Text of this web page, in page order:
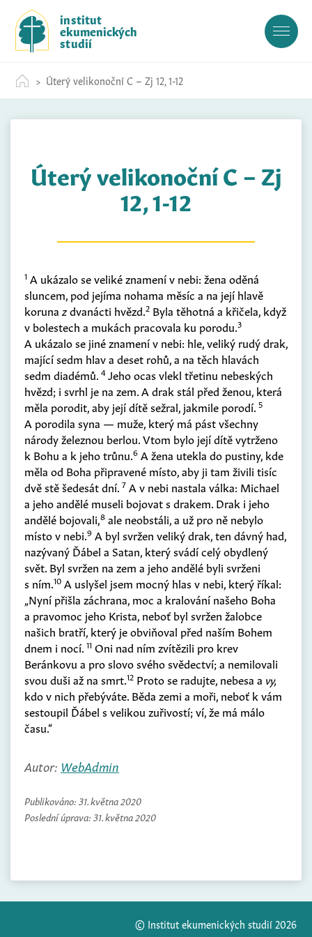
c
institut
ekumenických
studií
Úterý velikonoční C – Zj 12, 1-12
Úterý velikonoční C – Zj
12, 1-12
1 A ukázalo se veliké znamení v nebi: žena oděná
sluncem, pod jejíma nohama měsíc a na její hlavě
koruna zdvanácti hvězd.2 Byla těhotná a křičela, když
v bolestech a mukách pracovala ku porodu.3
A ukázalo se jiné znamení v nebi: hle, veliký rudý drak,
mající sedm hlav a deset rohů, a na těch hlavách
sedm diadémů. 4Jeho ocas vlekl třetinu nebeských
hvězd; i svrhl je na zem. A drak stál před ženou, která
měla porodit, aby její dítě sežral, jakmile porodí. 5
A porodila syna — muže, který má pást všechny
národy železnou berlou. Vtom bylo její dítě vytrženo
k Bohu a k jeho trůnu.6 A žena utekla do pustiny, kde
měla od Boha připravené místo, aby ji tam živili tisíc
dvě stě šedesát dní. 7 A v nebi nastala válka: Michael
a jeho andělé museli bojovat s drakem. Drak i jeho
andělé bojovali,8 ale neobstáli, a už pro ně nebylo
místo v nebi.9 A byl svržen veliký drak, ten dávný had,
nazývaný Ďábel a Satan, který svádí celý obydlený
svět. Byl svržen na zem a jeho andělé byli svrženi
s ním.10 A uslyšel jsem mocný hlas v nebi, který říkal:
„Nyní přišla záchrana, moc a kralování našeho Boha
a pravomoc jeho Krista, neboť byl svržen žalobce
našich bratří, který je obviňoval před naším Bohem
dnem i nocí. 11 Oni nad ním zvítězili pro krev
Beránkovu a pro slovo svého svědectví; a nemilovali
svou duši až na smrt.12 Proto se radujte, nebesa a vy,
kdo v nich přebýváte. Běda zemi a moři, neboť k vám
sestoupil Ďábel s velikou zuřivostí; ví, že má málo
času.“
Autor: WebAdmin
Publikováno: 31. května 2020
Poslední úprava: 31. května 2020
© Institut ekumenických studií 2026